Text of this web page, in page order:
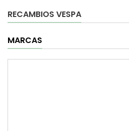
RECAMBIOS VESPA
MARCAS